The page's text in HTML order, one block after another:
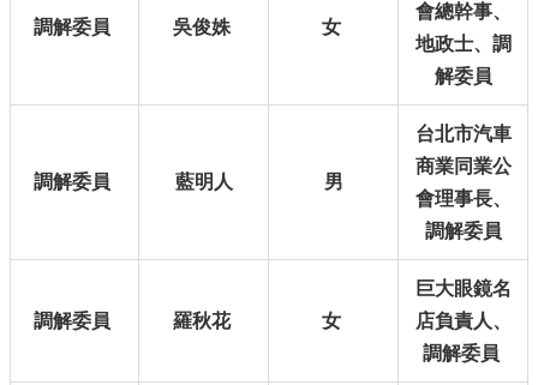
區
子
欄
站
覽
調解委員 吳俊姝 女
會總幹事、
地政士、調
解委員
調解委員 藍明人 男
台北市汽車
商業同業公
會理事長、
調解委員
調解委員 羅秋花 女
巨大眼鏡名
店負責人、
調解委員